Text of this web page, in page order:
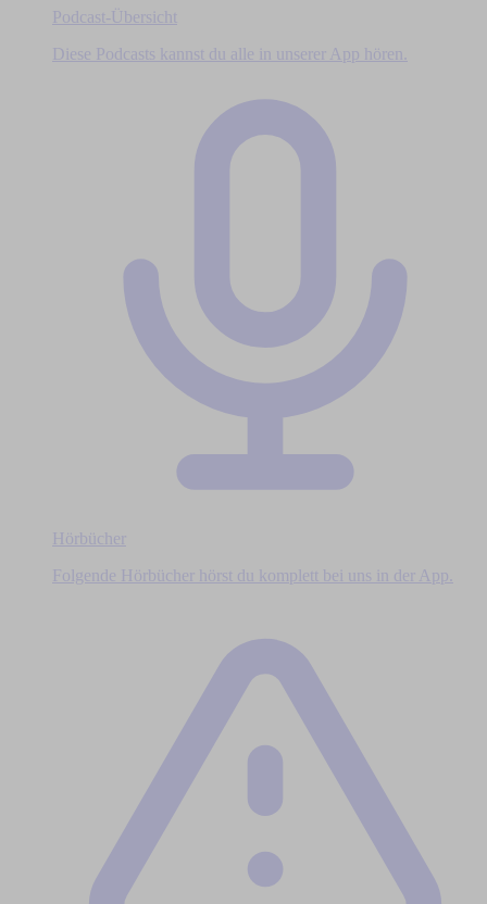
Podcast-Übersicht
Diese Podcasts kannst du alle in unserer App hören.
Hörbücher
Folgende Hörbücher hörst du komplett bei uns in der App.